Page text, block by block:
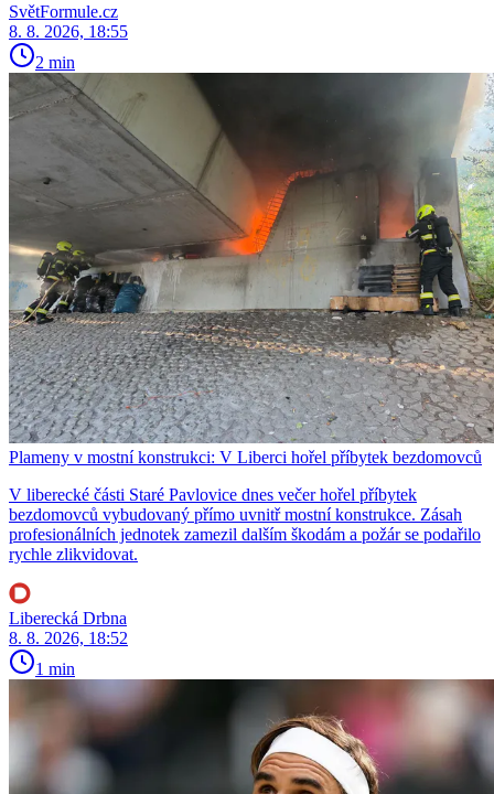
SvětFormule.cz
8. 8. 2026, 18:55
2 min
Plameny v mostní konstrukci: V Liberci hořel příbytek bezdomovců
V liberecké části Staré Pavlovice dnes večer hořel příbytek
bezdomovců vybudovaný přímo uvnitř mostní konstrukce. Zásah
profesionálních jednotek zamezil dalším škodám a požár se podařilo
rychle zlikvidovat.
Liberecká Drbna
8. 8. 2026, 18:52
1 min